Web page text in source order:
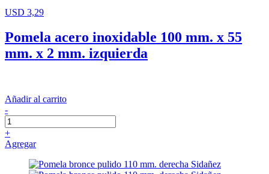
USD 3,29
Pomela acero inoxidable 100 mm. x 55
mm. x 2 mm. izquierda
Añadir al carrito
-
+
Agregar